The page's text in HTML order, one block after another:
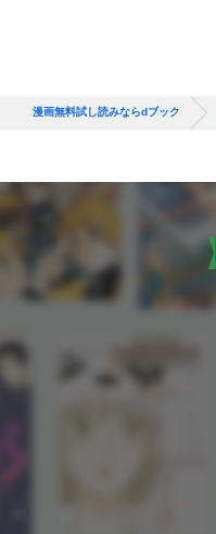
漫画無料試し読みならdブック